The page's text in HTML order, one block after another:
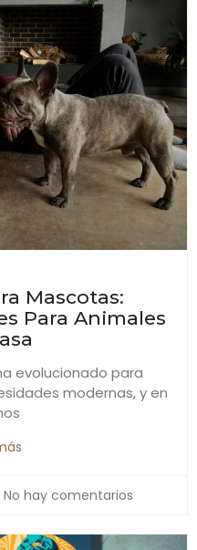
Mascotas:
Para Animales
evolucionado para
modernas, y en
No hay comentarios